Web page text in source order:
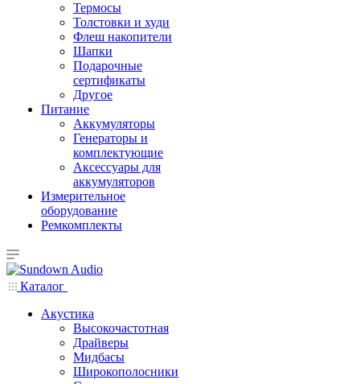
Термосы
Толстовки и худи
Флеш накопители
Шапки
Подарочные
сертификаты
Другое
Питание
Аккумуляторы
Генераторы и
комплектующие
Аксессуары для
аккумуляторов
Измерительное
оборудование
Ремкомплекты
Каталог
Акустика
Высокочастотная
Драйверы
Мидбасы
Широкополосники